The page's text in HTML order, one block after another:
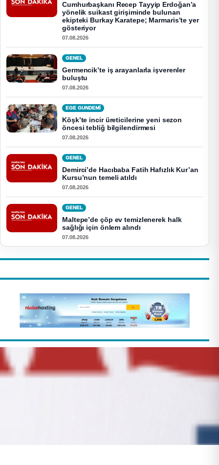
Cumhurbaşkanı Recep Tayyip Erdoğan’a
yönelik suikast girişiminde bulunan
ekipteki Burkay Karatepe; Marmaris’te yer
gösteriyor
07.08.2026
GENEL
Germencik’te iş arayanlarla işverenler
buluştu
07.08.2026
EGE GUNDEMİ
Köşk’te incir üreticilerine yeni sezon
öncesi tebliğ bilgilendirmesi
07.08.2026
GENEL
Demirci’de Hacıbaba Fatih Hafızlık Kur’an
Kursu’nun temeli atıldı
07.08.2026
GENEL
Maltepe’de çöp ev temizlenerek halk
sağlığı için önlem alındı
07.08.2026